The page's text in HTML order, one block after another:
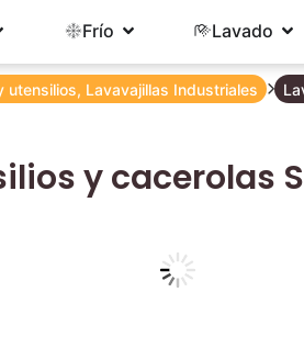
Frío Lavado
utensilios, Lavavajillas Industriales
y cacerolas